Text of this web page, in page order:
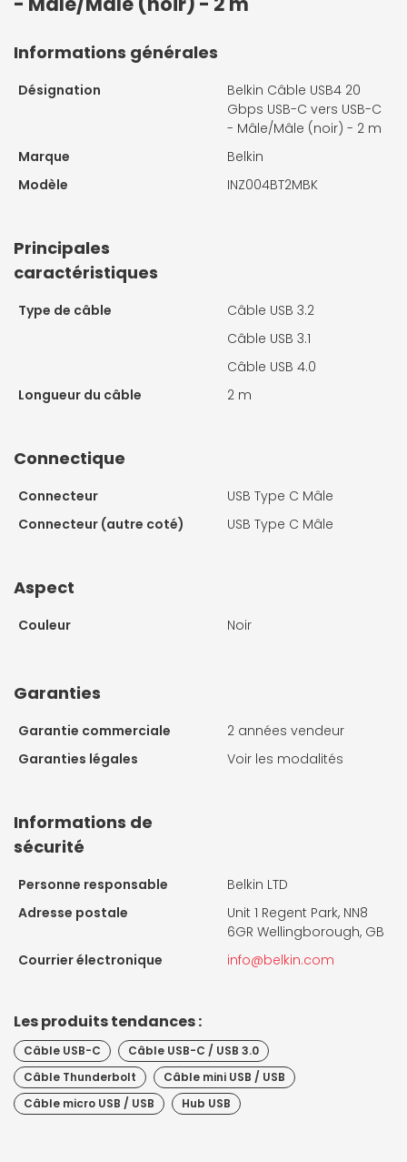
Informations générales
Désignation
Belkin Câble USB4 20
Gbps USB-C vers USB-C
- Mâle/Mâle (noir) - 2 m
Marque
Belkin
Modèle
INZ004BT2MBK
Principales
caractéristiques
Type de câble
Câble USB 3.2
Câble USB 3.1
Câble USB 4.0
Longueur du câble
2 m
Connectique
Connecteur
USB Type C Mâle
Connecteur (autre coté)
USB Type C Mâle
Aspect
Couleur Noir
Garanties
Garantie commerciale
2 années vendeur
Garanties légales
Voir les modalités
Informations de
sécurité
Personne responsable
Belkin LTD
Adresse postale
Unit 1 Regent Park, NN8
6GR Wellingborough, GB
Courrier électronique
info@belkin.com
Les produits tendances :
Câble USB-C
Câble USB-C / USB 3.0
Câble Thunderbolt
Câble mini USB / USB
Câble micro USB / USB
Hub USB